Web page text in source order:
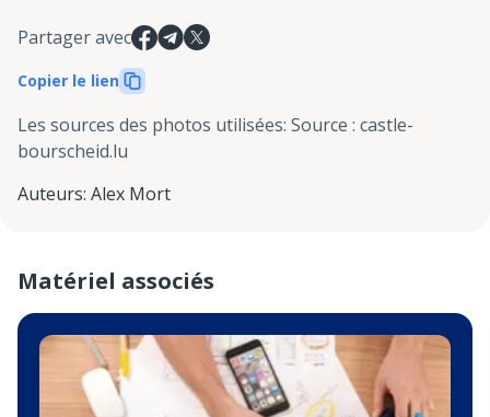
Partager avec
Copier le lien
Les sources des photos utilisées: Source : castle-
bourscheid.lu
Auteurs: Alex Mort
Matériel associés